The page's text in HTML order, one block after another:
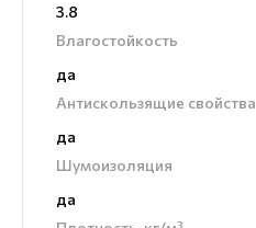
3.8
Влагостойкость
да
Антискользящие свойства
да
Шумоизоляция
да